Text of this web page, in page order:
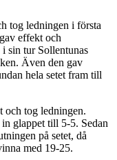
tog ledningen i första
effekt och
sin tur Sollentunas
Även den gav
hela setet fram till
och tog ledningen.
glappet till 5-5. Sedan
på setet, då
med 19-25.